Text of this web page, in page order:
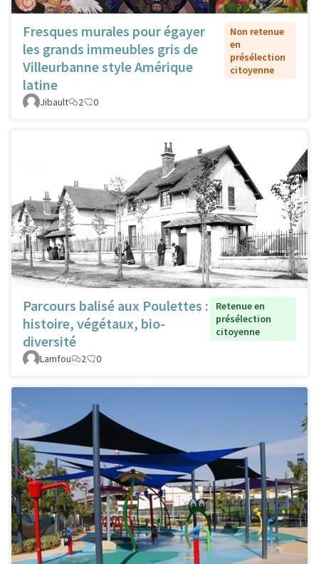
Fresques murales pour égayer
les grands immeubles gris de
Villeurbanne style Amérique
latine
Non retenue
en
présélection
citoyenne
Jibault 2 0
Parcours balisé aux Poulettes :
histoire, végétaux, bio-
diversité
Retenue en
présélection
citoyenne
Lamfou 2 0